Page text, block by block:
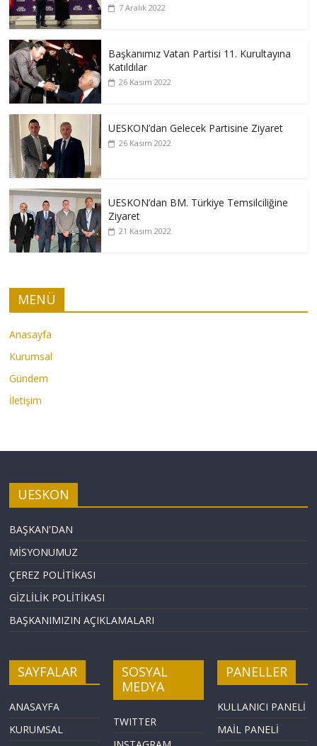
7 Aralık 2022
Başkanımız Vatan Partisi 11. Kurultayına
Katıldılar
26 Kasım 2022
UESKON’dan Gelecek Partisine Ziyaret
26 Kasım 2022
UESKON’dan BM. Türkiye Temsilciliğine
Ziyaret
21 Kasım 2022
MENÜ
Anasayfa
Kurumsal
Gündem
İletişim
UESKON
BAŞKAN'DAN
MİSYONUMUZ
ÇEREZ POLİTİKASI
GİZLİLİK POLİTİKASI
BAŞKANIMIZIN AÇIKLAMALARI
SAYFALAR
ANASAYFA
KURUMSAL
SOSYAL
MEDYA
TWITTER
PANELLER
KULLANICI PANELİ
MAİL PANELİ